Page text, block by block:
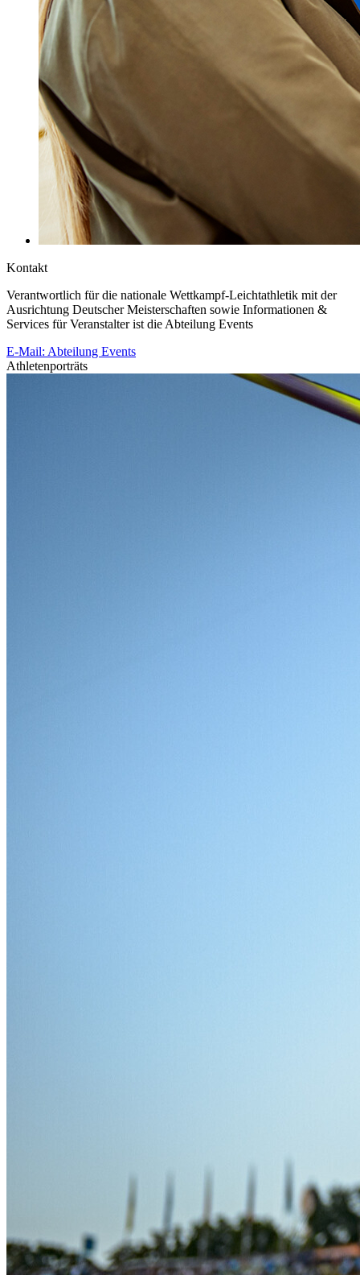
Kontakt
Verantwortlich für die nationale Wettkampf-Leichtathletik mit der
Ausrichtung Deutscher Meisterschaften sowie Informationen &
Services für Veranstalter ist die Abteilung Events
E-Mail: Abteilung Events
Athletenporträts